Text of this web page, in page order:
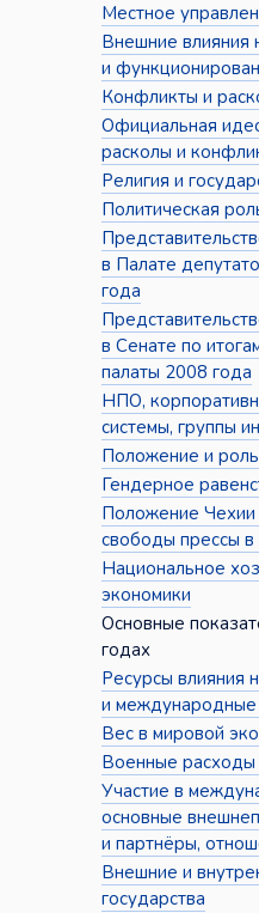
Местное
Внешние влияния
и
Конфликты и
Официальная
расколы и
Религия и
Политическая
в Палате
года
в Сенате по
палаты 2008 года
НПО,
системы, группы
Положение и
Гендерное
Положение Чехии
свободы прессы
Национальное
экономики
Основные
годах
Ресурсы влияния
и международные
Вес в мировой
Военные
Участие в
основные
и партнёры,
Внешние и
государства